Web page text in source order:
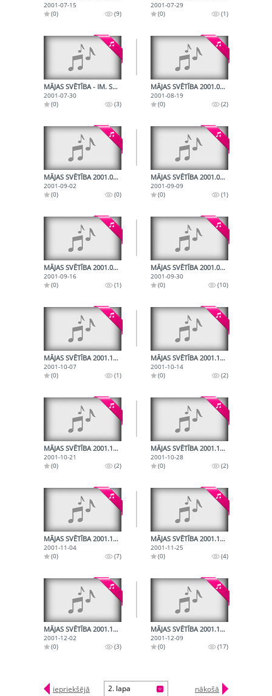
2001-07-15
(0)
(9)
2001-07-29
(0)
(1)
MĀJAS SVĒTĪBA - IM. SKRASTIŅAM 60, G. CILINSKIM - 70
2001-07-30
(0)
(3)
MĀJAS SVĒTĪBA 2001.08.19.
2001-08-19
(0)
(2)
MĀJAS SVĒTĪBA 2001.09.02.
2001-09-02
(0)
(0)
MĀJAS SVĒTĪBA 2001.09.09.
2001-09-09
(0)
(1)
MĀJAS SVĒTĪBA 2001.09.16.
2001-09-16
(0)
(1)
MĀJAS SVĒTĪBA 2001.09.30.
2001-09-30
(0)
(10)
MĀJAS SVĒTĪBA 2001.10.07.
2001-10-07
(0)
(1)
MĀJAS SVĒTĪBA 2001.10.14.
2001-10-14
(0)
(2)
MĀJAS SVĒTĪBA 2001.10.21.
2001-10-21
(0)
(2)
MĀJAS SVĒTĪBA 2001.10.28.
2001-10-28
(0)
(2)
MĀJAS SVĒTĪBA 2001.11.04.
2001-11-04
(0)
(7)
MĀJAS SVĒTĪBA 2001.11.25.
2001-11-25
(0)
(4)
MĀJAS SVĒTĪBA 2001.12.02.
2001-12-02
(0)
(3)
MĀJAS SVĒTĪBA 2001.12.09.
2001-12-09
(0)
(17)
iepriekšējā 2. lapa nākošā